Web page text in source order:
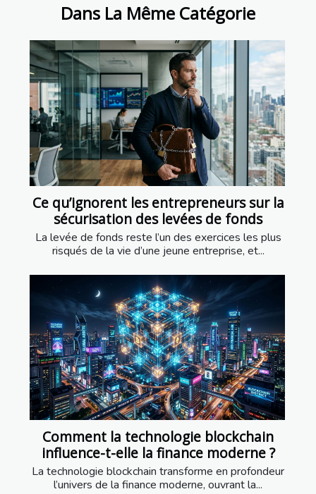
Dans La Même Catégorie
Ce qu’ignorent les entrepreneurs sur la
sécurisation des levées de fonds
La levée de fonds reste l’un des exercices les plus
risqués de la vie d’une jeune entreprise, et...
Comment la technologie blockchain
influence-t-elle la finance moderne ?
La technologie blockchain transforme en profondeur
l’univers de la finance moderne, ouvrant la...